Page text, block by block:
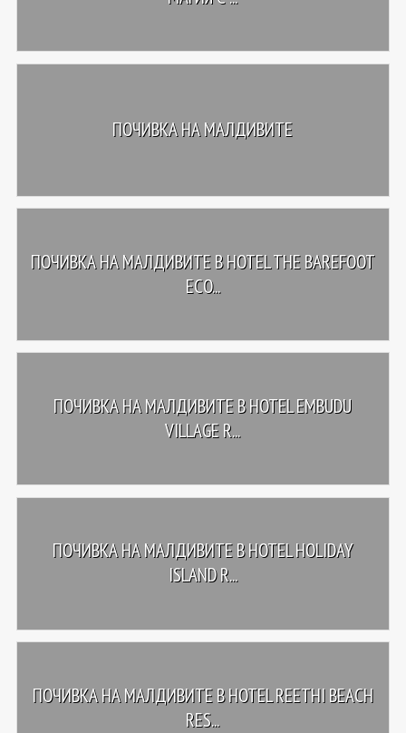
ПОЧИВКА НА МАЛДИВИТЕ
ПОЧИВКА НА МАЛДИВИТЕ В HOTEL THE BAREFOOT
ECO...
ПОЧИВКА НА МАЛДИВИТЕ В HOTEL EMBUDU
VILLAGE R...
ПОЧИВКА НА МАЛДИВИТЕ В HOTEL HOLIDAY
ISLAND R...
ПОЧИВКА НА МАЛДИВИТЕ В HOTEL REETHI BEACH
RES...